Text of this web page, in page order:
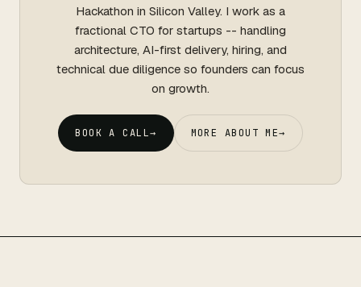
Hackathon in Silicon Valley. I work as a
fractional CTO for startups -- handling
architecture, AI-first delivery, hiring, and
technical due diligence so founders can focus
on growth.
BOOK A CALL→ MORE ABOUT ME→